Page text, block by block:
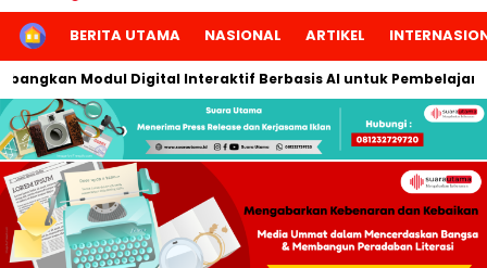
HOMEBERITA UTAMA NASIONAL ARTIKEL
Modul Digital Interaktif Berbasis AI untuk Pembelajaran